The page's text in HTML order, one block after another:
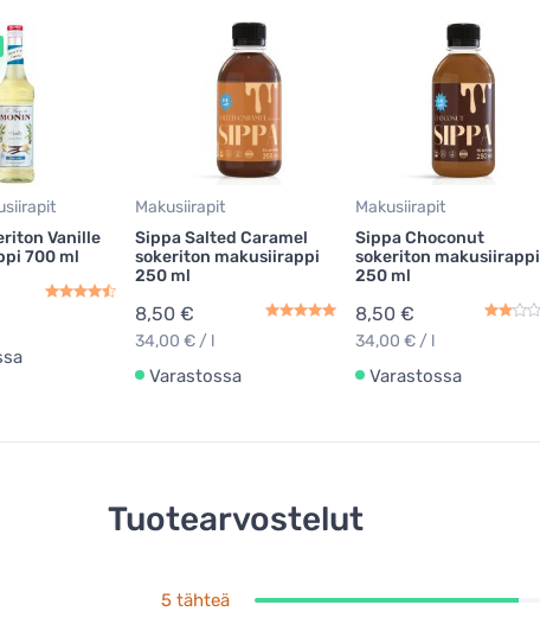
Vanille
700 ml
Makusiirapit
Sippa Salted Caramel
sokeriton makusiirappi
250 ml
8,50 €
34,00 € / l
Varastossa
Makusiirapit
Sippa Choconut
sokeriton makusiirappi
250 ml
8,50 €
34,00 € / l
Varastossa
Tuotearvostelut
5 tähteä